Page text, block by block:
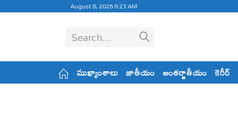
August 8, 2026 6:23 AM
Search...
ముఖ్యాంశాలు జాతీయం అంతర్జాతీయం కెరీర్